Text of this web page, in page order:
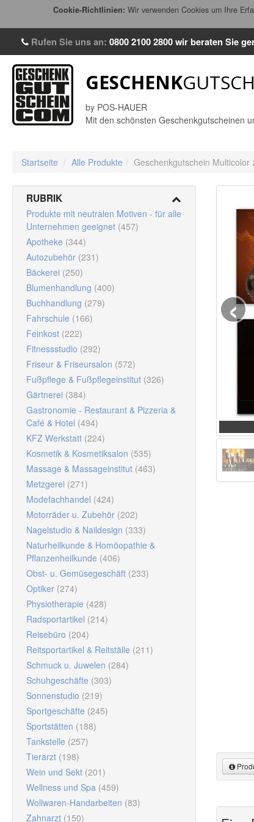
Cookie-Richtlinien: Wir verwenden Cookies um Ihre
Rufen Sie uns an: 0800 2100 2800wir beraten Sie
GESCHENK
by POS-HAUER
Mit den schönsten Geschenkgutscheinen
Startseite / Alle Produkte / Geschenkgutschein
RUBRIK
Produkte mit neutralen Motiven - für alle
Unternehmen geeignet (457)
Apotheke (344)
Autozubehör (231)
Bäckerei (250)
Blumenhandlung (400)
Buchhandlung (279)
Fahrschule (166)
Feinkost (222)
Fitnessstudio (292)
Friseur & Friseursalon (572)
Fußpflege & Fußpflegeinstitut (326)
Gärtnerei (384)
Gastronomie - Restaurant & Pizzeria &
Café & Hotel (494)
KFZ Werkstatt (224)
Kosmetik & Kosmetiksalon (535)
Massage & Massageinstitut (463)
Metzgerei (271)
Modefachhandel (424)
Motorräder u. Zubehör (202)
Nagelstudio & Naildesign (333)
Naturheilkunde & Homöopathie &
Pflanzenheilkunde (406)
Obst- u. Gemüsegeschäft (233)
Optiker (274)
Physiotherapie (428)
Radsportartikel (214)
Reisebüro (204)
Reitsportartikel & Reitställe (211)
Schmuck u. Juwelen (284)
Schuhgeschäfte (303)
Sonnenstudio (219)
Sportgeschäfte (245)
Sportstätten (188)
Tankstelle (257)
Tierarzt (198)
Wein und Sekt (201)
Wellness und Spa (459)
Wollwaren-Handarbeiten (83)
Zahnarzt (150)
‹